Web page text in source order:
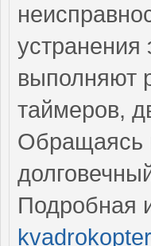
выполняют
таймеров,
Обращаясь
Подробная